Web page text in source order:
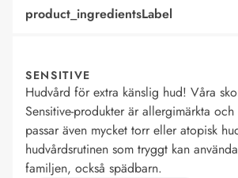
product_ingredientsLabel
SENSITIVE
Hudvård för extra känslig hud! Våra
Sensitive-produkter är allergimärkta
passar även mycket torr eller atopisk
hudvårdsrutinen som tryggt kan
familjen, också spädbarn.